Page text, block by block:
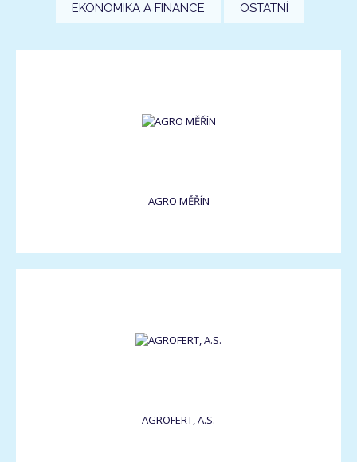
EKONOMIKA A FINANCE OSTATNÍ
AGRO MĚŘÍN
AGROFERT, A.S.